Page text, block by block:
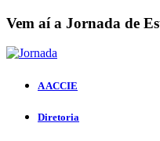
Vem aí a Jornada de
A ACCIE
Diretoria